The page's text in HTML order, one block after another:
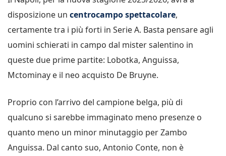
disposizione un centrocampo spettacolare,
certamente tra i più forti in Serie A. Basta pensare agli
uomini schierati in campo dal mister salentino in
queste due prime partite: Lobotka, Anguissa,
Mctominay e il neo acquisto De Bruyne.
Proprio con l’arrivo del campione belga, più di
qualcuno si sarebbe immaginato meno presenze o
quanto meno un minor minutaggio per Zambo
Anguissa. Dal canto suo, Antonio Conte, non è